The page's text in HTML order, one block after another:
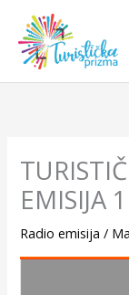
content
EMISIJA
Radio emisija /